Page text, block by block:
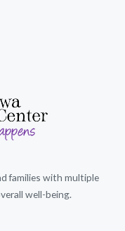
families with multiple
well-being.